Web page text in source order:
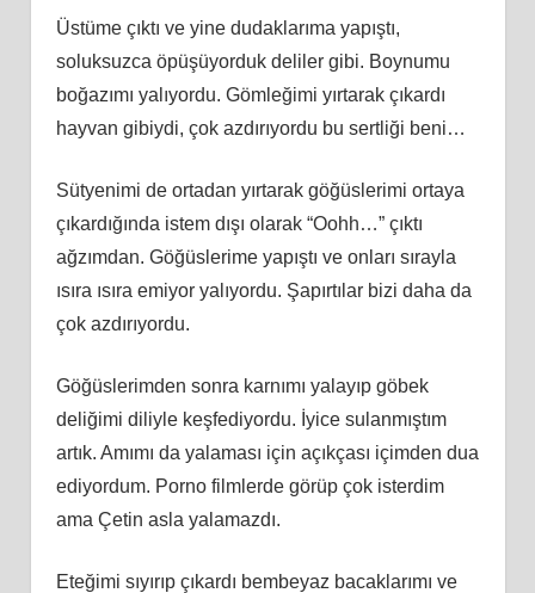
Üstüme çıktı ve yine dudaklarıma yapıştı,
soluksuzca öpüşüyorduk deliler gibi. Boynumu
boğazımı yalıyordu. Gömleğimi yırtarak çıkardı
hayvan gibiydi, çok azdırıyordu bu sertliği beni…
Sütyenimi de ortadan yırtarak göğüslerimi ortaya
çıkardığında istem dışı olarak “Oohh…” çıktı
ağzımdan. Göğüslerime yapıştı ve onları sırayla
ısıra ısıra emiyor yalıyordu. Şapırtılar bizi daha da
çok azdırıyordu.
Göğüslerimden sonra karnımı yalayıp göbek
deliğimi diliyle keşfediyordu. İyice sulanmıştım
artık. Amımı da yalaması için açıkçası içimden dua
ediyordum. Porno filmlerde görüp çok isterdim
ama Çetin asla yalamazdı.
Eteğimi sıyırıp çıkardı bembeyaz bacaklarımı ve